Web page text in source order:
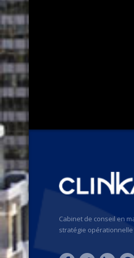
Cabinet de conseil en
stratégie opérationnelle